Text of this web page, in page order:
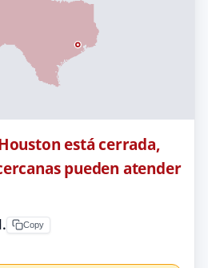
está cerrada,
pueden atender
Copy